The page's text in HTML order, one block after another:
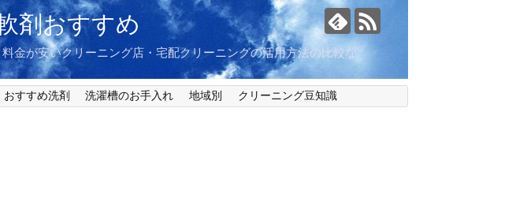
剤おすすめ
金が安いクリーニング店・宅配クリーニングの活用方法の比較な
おすすめ洗剤 洗濯槽のお手入れ 地域別 クリーニング豆知識